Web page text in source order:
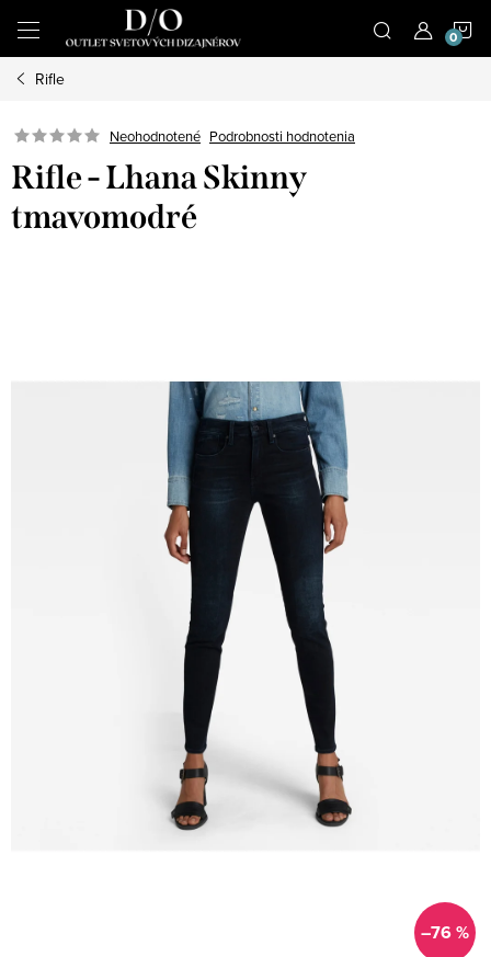
obsah
Rifle
Neohodnotené Podrobnosti hodnotenia
Rifle - Lhana Skinny
tmavomodré
–76 %